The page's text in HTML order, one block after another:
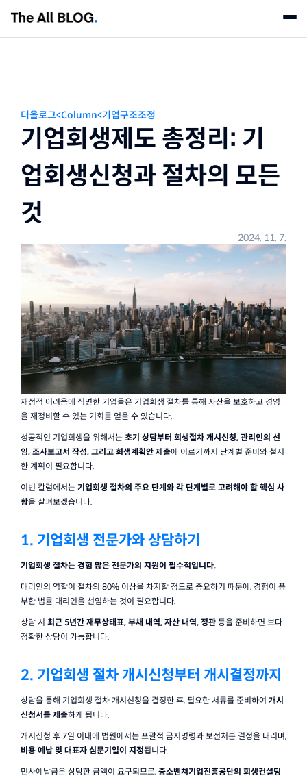
상담신청
더올패밀리
법률사무소 더올
더올로그<Column<기업구조조정
기업회생제도 총정리: 기
업회생신청과 절차의 모든
것
2024. 11. 7.
재정적 어려움에 직면한 기업들은 기업회생 절차를 통해 자산을 보호하고 경영
을 재정비할 수 있는 기회를 얻을 수 있습니다.
성공적인 기업회생을 위해서는 초기 상담부터 회생절차 개시신청, 관리인의 선
임, 조사보고서 작성, 그리고 회생계획안 제출에 이르기까지 단계별 준비와 철저
한 계획이 필요합니다.
이번 칼럼에서는 기업회생 절차의 주요 단계와 각 단계별로 고려해야 할 핵심 사
항을 살펴보겠습니다.
1. 기업회생 전문가와 상담하기
기업회생 절차는 경험 많은 전문가의 지원이 필수적입니다.
대리인의 역할이 절차의 80% 이상을 차지할 정도로 중요하기 때문에, 경험이 풍
부한 법률 대리인을 선임하는 것이 필요합니다.
상담 시 최근 5년간 재무상태표, 부채 내역, 자산 내역, 정관 등을 준비하면 보다
정확한 상담이 가능합니다.
2. 기업회생 절차 개시신청부터 개시결정까지
상담을 통해 기업회생 절차 개시신청을 결정한 후, 필요한 서류를 준비하여 개시
신청서를 제출하게 됩니다.
비용 예납 및 대표자 심문기일이 지정됩니다.
민사예납금은 상당한 금액이 요구되므로, 중소벤처기업진흥공단의 회생컨설팅